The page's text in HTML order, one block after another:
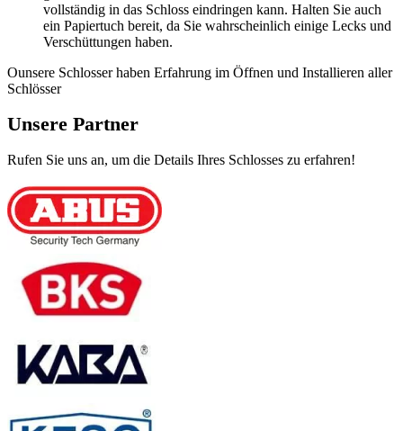
vollständig in das Schloss eindringen kann. Halten Sie auch
ein Papiertuch bereit, da Sie wahrscheinlich einige Lecks und
Verschüttungen haben.
Ounsere Schlosser haben Erfahrung im Öffnen und Installieren aller
Schlösser
Unsere Partner
Rufen Sie uns an, um die Details Ihres Schlosses zu erfahren!